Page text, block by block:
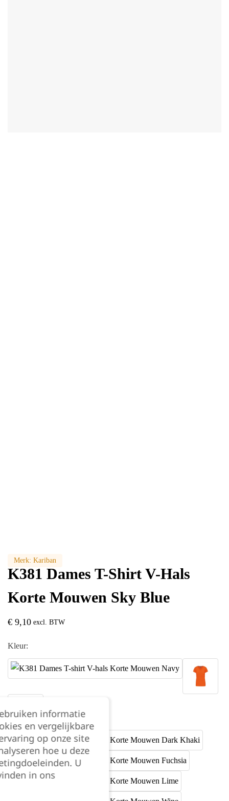
Merk: Kariban
K381 Dames T-Shirt V-Hals
Korte Mouwen Sky Blue
€ 9,10 excl. BTW
Kleur:
informatie
en vergelijkbare
op onze site
hoe u deze
U
in ons